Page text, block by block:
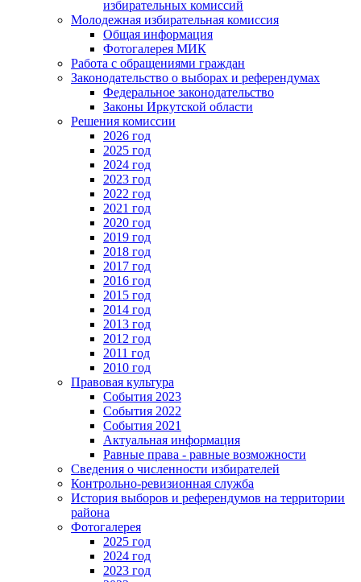
избирательных комиссий
Молодежная избирательная комиссия
Общая информация
Фотогалерея МИК
Работа с обращениями граждан
Законодательство о выборах и референдумах
Федеральное законодательство
Законы Иркутской области
Решения комиссии
2026 год
2025 год
2024 год
2023 год
2022 год
2021 год
2020 год
2019 год
2018 год
2017 год
2016 год
2015 год
2014 год
2013 год
2012 год
2011 год
2010 год
Правовая культура
События 2023
События 2022
События 2021
Актуальная информация
Равные права - равные возможности
Сведения о численности избирателей
Контрольно-ревизионная служба
История выборов и референдумов на территории
района
Фотогалерея
2025 год
2024 год
2023 год